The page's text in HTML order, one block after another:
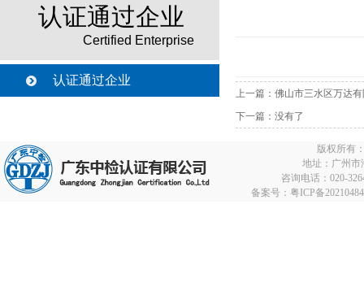
认证通过企业
Certified Enterprise
认证通过企业
上一篇： 佛山市三水区万达
下一篇：没有了
版权所有
地址：广州市
咨询电话：020-
备案号： 粤ICP备